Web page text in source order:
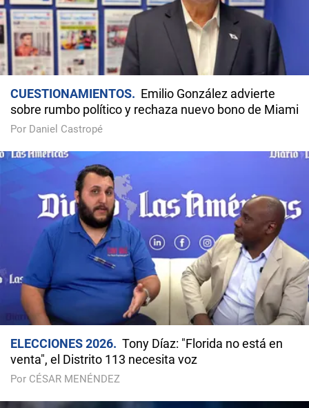
CUESTIONAMIENTOS
Emilio González advierte
sobre rumbo político y rechaza nuevo bono de Miami
Por Daniel Castropé
ELECCIONES 2026
Tony Díaz: "Florida no está en
venta", el Distrito 113 necesita voz
Por CÉSAR MENÉNDEZ